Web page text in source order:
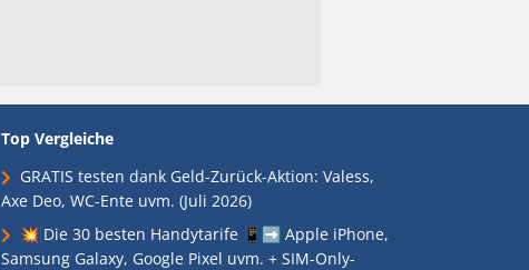
Top Vergleiche
GRATIS testen dank Geld-Zurück-Aktion: Valess,
Axe Deo, WC-Ente uvm. (Juli 2026)
💥 Die 30 besten Handytarife 📱➡️ Apple iPhone,
Samsung Galaxy, Google Pixel uvm. + SIM-Only-